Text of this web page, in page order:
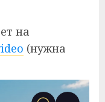
на
(нужна